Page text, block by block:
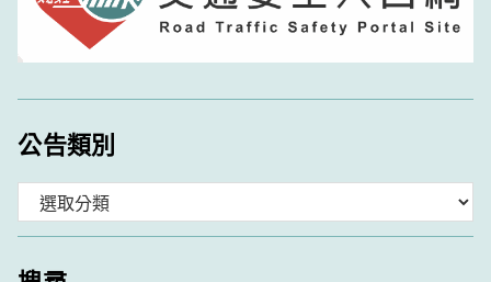
公告類別
類